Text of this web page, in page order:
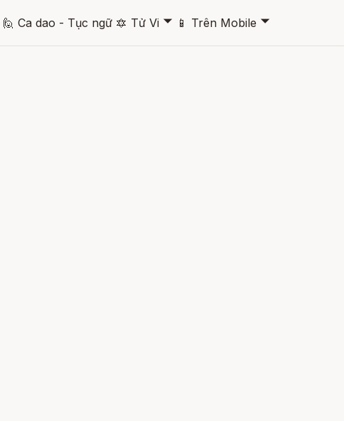
🙋 Ca dao - Tục ngữ 🔯 Tử Vi 🞃 📱 Trên Mobile 🞃